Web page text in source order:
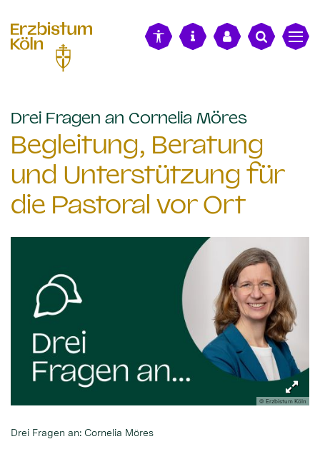
Drei Fragen an Cornelia Möres:
Begleitung, Beratung
und Unterstützung für
die Pastoral vor Ort
© Erzbistum Köln
Drei Fragen an: Cornelia Möres